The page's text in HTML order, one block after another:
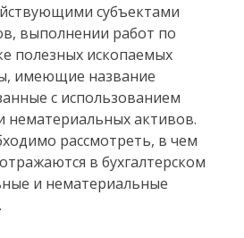
субъектами
выполнении работ по
полезных ископаемых
имеющие название
с использованием
нематериальных активов.
рассмотреть, в чем
в бухгалтерском
и нематериальные